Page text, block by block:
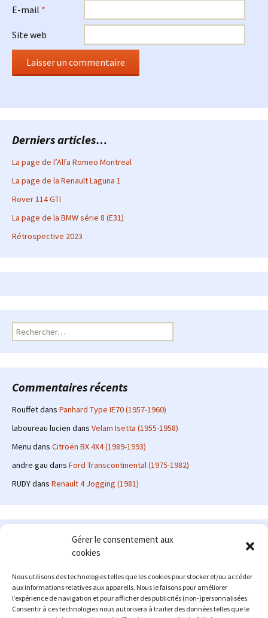
Gérer le consentement aux
cookies
Nous utilisons des technologies telles que les cookies pour stocker et/ou accéder
aux informations relatives aux appareils. Nous le faisons pour améliorer
l’expérience de navigation et pour afficher des publicités (non-)personnalisées.
Consentir à ces technologies nous autorisera à traiter des données telles que le
E-mail *
Site web
Derniers articles…
La page de l’Alfa Romeo Montreal
La page de la Renault Laguna 1
Rover 114 GTI
La page de la BMW série 8 (E31)
Rétrospective 2023
Rechercher :
Commentaires récents
Rouffetdans Panhard Type IE70 (1957-1960)
laboureau lucien dans Velam Isetta (1955-1958)
Menu dans Citroën BX 4X4 (1989-1993)
andre gau dans Ford Transcontinental (1975-1982)
RUDYdans Renault 4 Jogging (1981)
Le site en quelques mots
: passionné d'automobile ancienne depuis de
nombreuses années, j'ai commencé à partager ma passion sur
internet à partir de 2009 au travers d'un blog qui a connu un relatif
succès. Fin 2013, je décide de prendre mon autonomie et me lancer
avec mon propre site : l'Automobile Ancienne.